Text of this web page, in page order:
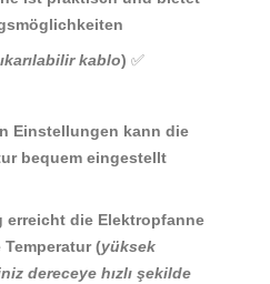
kablo) ✅
Einstellungen kann die
bequem eingestellt
erreicht die Elektropfanne
(yüksek
dereceye hızlı şekilde